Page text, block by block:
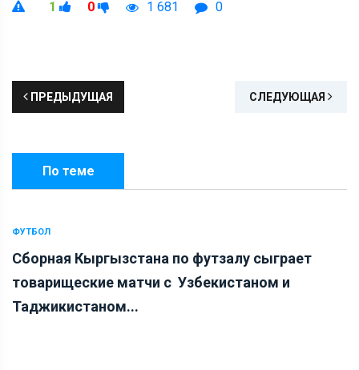
1 0 1 681 0
ПРЕДЫДУЩАЯ СЛЕДУЮЩАЯ
По теме
ФУТБОЛ
Сборная Кыргызстана по футзалу сыграет
товарищеские матчи с Узбекистаном и
Таджикистаном...